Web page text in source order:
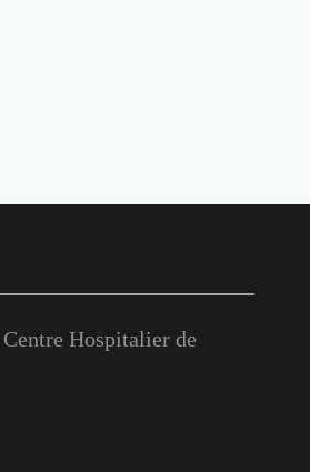
Hospitalier de